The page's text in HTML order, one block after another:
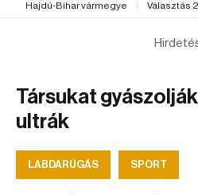
Hajdú-Bihar vármegye Választás
Társukat
ultrák
LABDARÚGÁS SPORT